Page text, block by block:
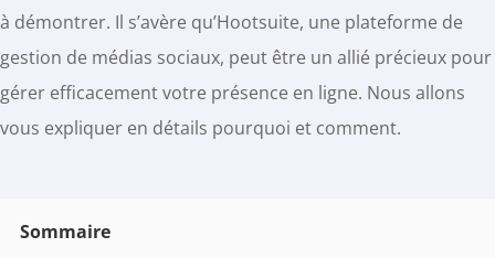
à démontrer. Il s’avère qu’Hootsuite, une plateforme de
gestion de médias sociaux, peut être un allié précieux pour
gérer efficacement votre présence en ligne. Nous allons
vous expliquer en détails pourquoi et comment.
Sommaire